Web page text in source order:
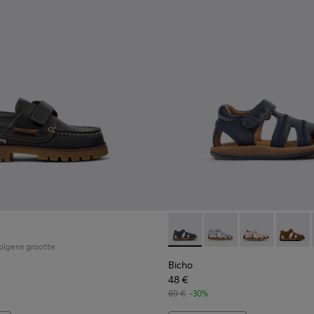
096 Peu - 80212-071Peu - 80212-017
grootte
Bicho - 80372-078 -
Bicho - 80372-088
Bicho -Bicho
Bicho
48 €
69 € -30%